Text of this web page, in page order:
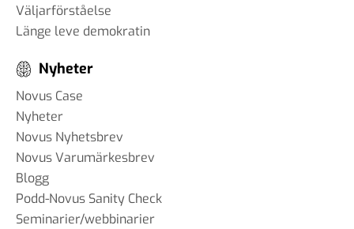
Väljarförståelse
Länge leve demokratin
Nyheter
Novus Case
Nyheter
Novus Nyhetsbrev
Novus Varumärkesbrev
Blogg
Podd-Novus Sanity Check
Seminarier/webbinarier